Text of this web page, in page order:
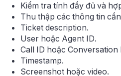
Kiểm tra tính đầy đủ và
Thu thập các thông tin
Ticket description.
User hoặc Agent ID.
Call ID hoặc Conversation
Timestamp.
Screenshot hoặc video.